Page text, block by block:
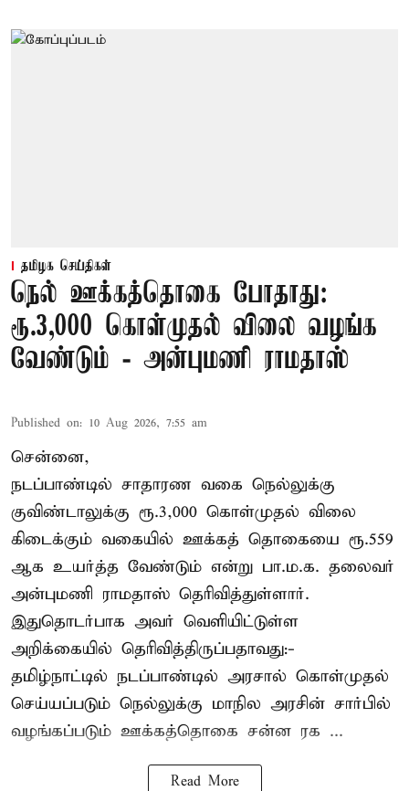
தமிழக செய்திகள்
நெல் ஊக்கத்தொகை போதாது:
ரூ.3,000 கொள்முதல் விலை வழங்க
வேண்டும் - அன்புமணி ராமதாஸ்
Published on: 10 Aug 2026, 7:55 am
சென்னை,
நடப்பாண்டில் சாதாரண வகை நெல்லுக்கு
குவிண்டாலுக்கு ரூ.3,000 கொள்முதல் விலை
கிடைக்கும் வகையில் ஊக்கத் தொகையை ரூ.559
ஆக உயர்த்த வேண்டும் என்று பா.ம.க. தலைவர்
அன்புமணி ராமதாஸ் தெரிவித்துள்ளார்.
இதுதொடர்பாக அவர் வெளியிட்டுள்ள
அறிக்கையில் தெரிவித்திருப்பதாவது:-
தமிழ்நாட்டில் நடப்பாண்டில் அரசால் கொள்முதல்
செய்யப்படும் நெல்லுக்கு மாநில அரசின் சார்பில்
வழங்கப்படும் ஊக்கத்தொகை சன்ன ரக ...
Read More